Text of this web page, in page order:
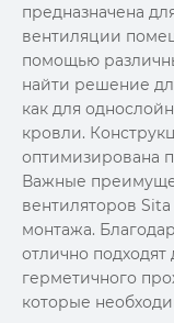
предназначена
вентиляции
помощью
найти решение
как для
кровли.
оптимизирована
Важные
вентиляторов
монтажа.
отлично подходят
герметичного
которые